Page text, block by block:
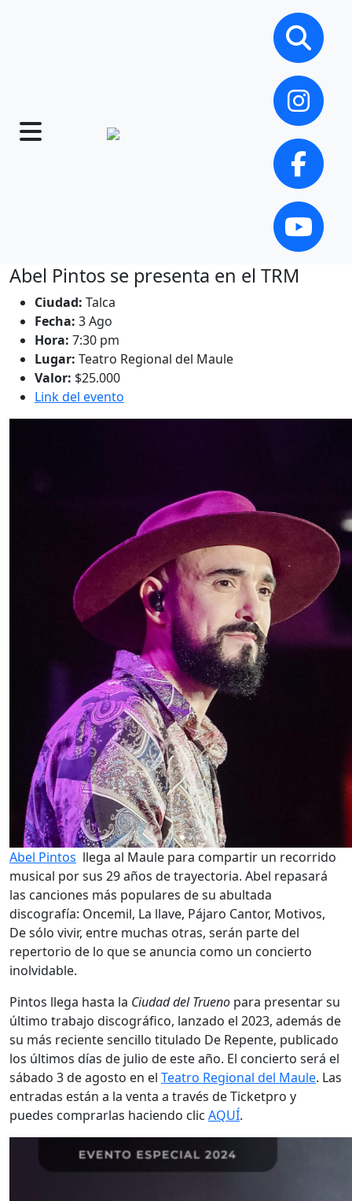
Abel Pintos se presenta en el TRM
Ciudad: Talca
Fecha: 3 Ago
Hora: 7:30 pm
Lugar: Teatro Regional del Maule
Valor: $25.000
Link del evento
Abel Pintos llega al Maule para compartir un recorrido
musical por sus 29 años de trayectoria. Abel repasará
las canciones más populares de su abultada
discografía: Oncemil, La llave, Pájaro Cantor, Motivos,
De sólo vivir, entre muchas otras, serán parte del
repertorio de lo que se anuncia como un concierto
inolvidable.
Pintos llega hasta la Ciudad del Trueno para presentar su
último trabajo discográfico, lanzado el 2023, además de
su más reciente sencillo titulado De Repente, publicado
los últimos días de julio de este año. El concierto será el
sábado 3 de agosto en el Teatro Regional del Maule. Las
entradas están a la venta a través de Ticketpro y
puedes comprarlas haciendo clic AQUÍ.